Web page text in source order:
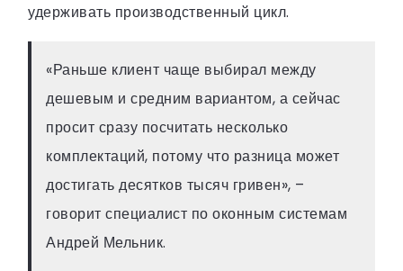
удерживать производственный цикл.
«Раньше клиент чаще выбирал между
дешевым и средним вариантом, а сейчас
просит сразу посчитать несколько
комплектаций, потому что разница может
достигать десятков тысяч гривен», –
говорит специалист по оконным системам
Андрей Мельник.